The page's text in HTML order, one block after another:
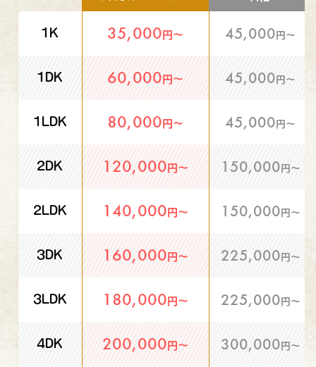
1K 35,000 円〜 45,000 円〜
1DK 60,000 円〜 45,000 円〜
1LDK 80,000 円〜 45,000 円〜
2DK 120,000 円〜 150,000 円〜
2LDK 140,000 円〜 150,000 円〜
3DK 160,000 円〜 225,000 円〜
3LDK 180,000 円〜 225,000 円〜
4DK 200,000 円〜 300,000 円〜